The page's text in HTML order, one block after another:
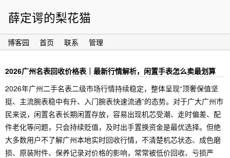
薛定谔的梨花猫
博客园 首页 联系 管理
2026广州名表回收价格表｜最新行情解析，闲置手表怎么卖最划算
2026年广州二手名表二级市场行情持续稳定，整体呈现“顶奢保值坚
挺、主流腕表稳中有升、入门腕表快速流通”的态势。对于广大广州市
民来说，闲置名表长期闲置存放，容易出现机芯受潮、走时偏差、配
件老化等问题，只会持续贬值，及时出手置换资金是最优选择。但绝
大多数用户不了解广州本地实时回收行情，不清楚机芯状态、成色磨
损、原装附件、保养记录对价格的影响，常常被低价回收、亏损严